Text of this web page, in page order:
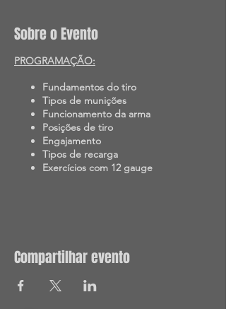
Sobre o Evento
PROGRAMAÇÃO:
Fundamentos do tiro
Tipos de munições
Funcionamento da arma
Posições de tiro
Engajamento
Tipos de recarga
Exercícios com 12 gauge
Compartilhar evento